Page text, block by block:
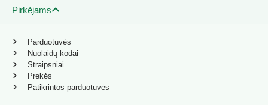
Pirkėjams
Parduotuvės
Nuolaidų kodai
Straipsniai
Prekės
Patikrintos parduotuvės